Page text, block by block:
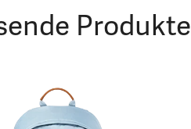
Produkte